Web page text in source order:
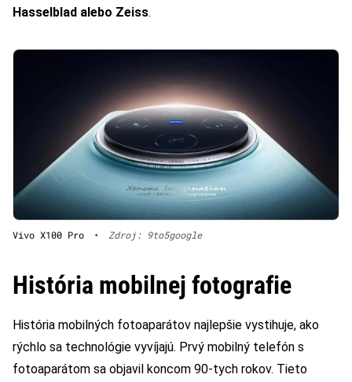
Hasselblad alebo Zeiss.
Vivo X100 Pro • Zdroj: 9to5google
História mobilnej fotografie
História mobilných fotoaparátov najlepšie vystihuje, ako
rýchlo sa technológie vyvíjajú. Prvý mobilný telefón s
fotoaparátom sa objavil koncom 90-tych rokov. Tieto